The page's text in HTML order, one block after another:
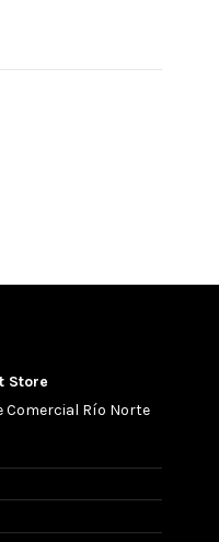
Store
Comercial Río Norte